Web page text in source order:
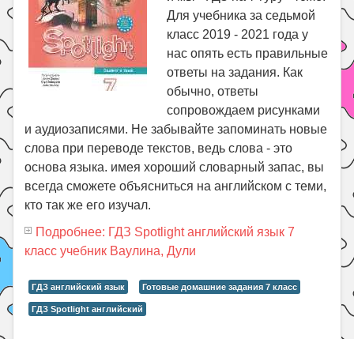
Для учебника за седьмой
класс 2019 - 2021 года у
нас опять есть правильные
ответы на задания. Как
обычно, ответы
сопровождаем рисунками
и аудиозаписями. Не забывайте запоминать новые
слова при переводе текстов, ведь слова - это
основа языка. имея хороший словарный запас, вы
всегда сможете объясниться на английском с теми,
кто так же его изучал.
Подробнее: ГДЗ Spotlight английский язык 7
класс учебник Ваулина, Дули
ГДЗ английский язык Готовые домашние задания 7 класс
ГДЗ Spotlight английский